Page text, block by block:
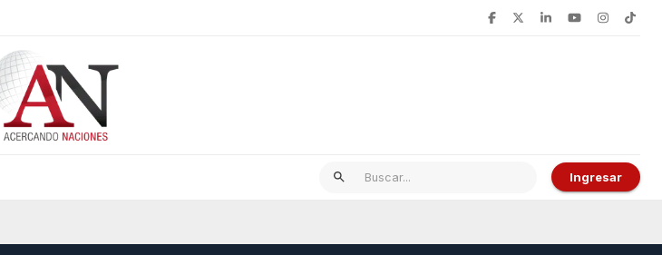
Ingresar